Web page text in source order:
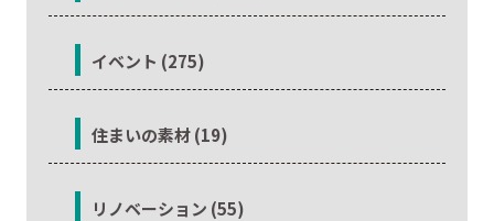
イベント (275)
住まいの素材 (19)
リノベーション (55)